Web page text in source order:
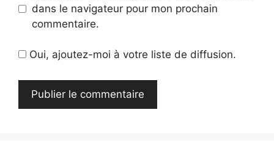
dans le navigateur pour mon prochain
commentaire.
Oui, ajoutez-moi à votre liste de diffusion.